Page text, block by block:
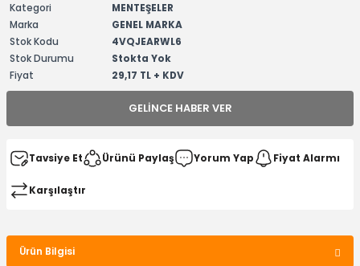
Kategori
MENTEŞELER
Marka
GENEL MARKA
Stok Kodu
4VQJEARWL6
Stok Durumu
Stokta Yok
Fiyat
29,17 TL + KDV
GELINCE HABER VER
Tavsiye Et Ürünü Paylaş Yorum Yap Fiyat Alarmı
Karşılaştır
Ürün Bilgisi